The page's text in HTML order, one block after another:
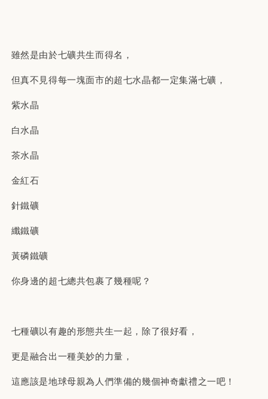
雖然是由於七礦共生而得名，
但真不見得每一塊面市的超七水晶都一定集滿七礦，
紫水晶
白水晶
茶水晶
金紅石
針鐵礦
纖鐵礦
黃磷鐵礦
你身邊的超七總共包裹了幾種呢？
七種礦以有趣的形態共生一起，除了很好看，
更是融合出一種美妙的力量，
這應該是地球母親為人們準備的幾個神奇獻禮之一吧！